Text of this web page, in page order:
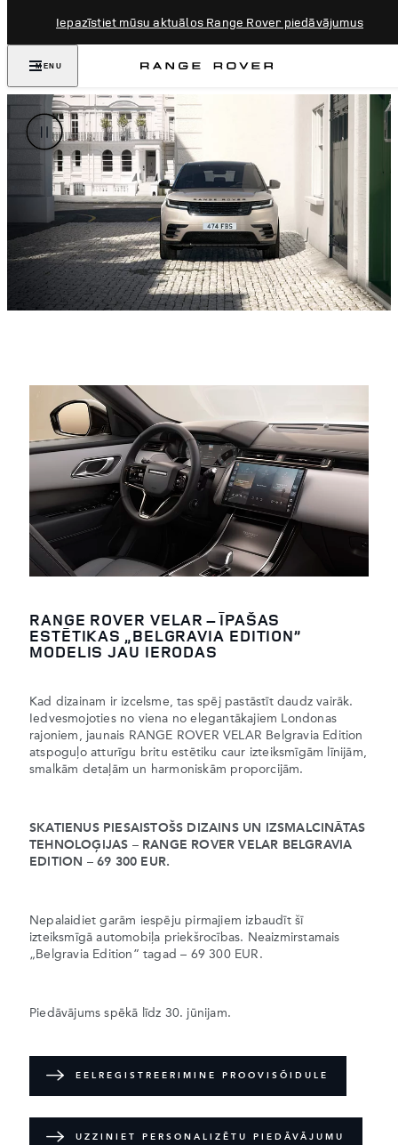
Iepazīstiet mūsu aktuālos Range Rover piedāvājumus
MENU
RANGE ROVER VELAR – ĪPAŠAS
ESTĒTIKAS „BELGRAVIA EDITION”
MODELIS JAU IERODAS
Kad dizainam ir izcelsme, tas spēj pastāstīt daudz vairāk.
Iedvesmojoties no viena no elegantākajiem Londonas
rajoniem, jaunais RANGE ROVER VELAR Belgravia Edition
atspoguļo atturīgu britu estētiku caur izteiksmīgām līnijām,
smalkām detaļām un harmoniskām proporcijām.
SKATIENUS PIESAISTOŠS DIZAINS UN IZSMALCINĀTAS
TEHNOLOĢIJAS – RANGE ROVER VELAR BELGRAVIA
EDITION – 69 300 EUR.
Nepalaidiet garām iespēju pirmajiem izbaudīt šī
izteiksmīgā automobiļa priekšrocības. Neaizmirstamais
„Belgravia Edition” tagad – 69 300 EUR.
Piedāvājums spēkā līdz 30. jūnijam.
EELREGISTREERIMINE PROOVISÕIDULE
UZZINIET PERSONALIZĒTU PIEDĀVĀJUMU